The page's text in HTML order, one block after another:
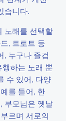
습니다.
노래를 선택할
, 트로트 등
, 누구나 즐겁
하는 노래 뿐
수 있어, 다양
를 들어, 한
부모님은 옛날
르며 서로의